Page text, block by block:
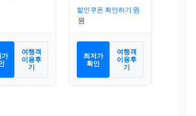
가
여행객
이용후
기
할인쿠폰 확인하기
최저가
확인
여행객
이용후
기